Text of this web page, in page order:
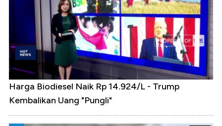
Harga Biodiesel Naik Rp 14.924/L - Trump
Kembalikan Uang "Pungli"